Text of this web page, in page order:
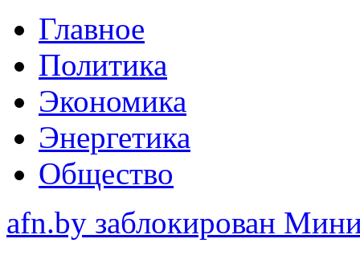
Главное
Политика
Экономика
Энергетика
Общество
afn.by заблокирован